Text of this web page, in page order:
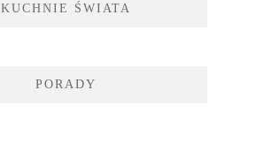
KUCHNIE ŚWIATA
PORADY